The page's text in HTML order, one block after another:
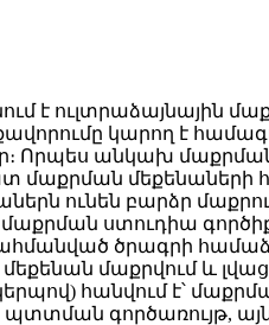
է ուլտրաձայնային
կարող է
Որպես անկախ
մեքենաների
ունեն բարձր
ստուդիա
ծրագրի
մաքրվում և
հանվում է՝
պտտման